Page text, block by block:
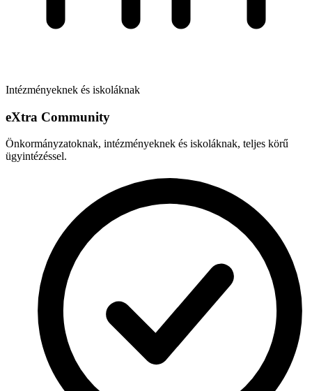
Intézményeknek és iskoláknak
eXtra Community
Önkormányzatoknak, intézményeknek és iskoláknak, teljes körű
ügyintézéssel.